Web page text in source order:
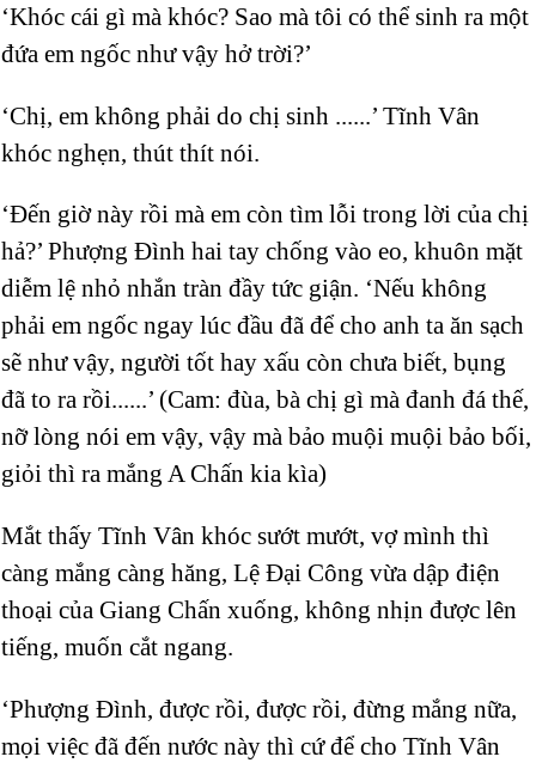
‘Khóc cái gì mà khóc? Sao mà tôi có thể sinh ra một
đứa em ngốc như vậy hở trời?’
‘Chị, em không phải do chị sinh ......’ Tĩnh Vân
khóc nghẹn, thút thít nói.
‘Đến giờ này rồi mà em còn tìm lỗi trong lời của chị
hả?’ Phượng Đình hai tay chống vào eo, khuôn mặt
diễm lệ nhỏ nhắn tràn đầy tức giận. ‘Nếu không
phải em ngốc ngay lúc đầu đã để cho anh ta ăn sạch
sẽ như vậy, người tốt hay xấu còn chưa biết, bụng
đã to ra rồi......’ (Cam: đùa, bà chị gì mà đanh đá thế,
nỡ lòng nói em vậy, vậy mà bảo muội muội bảo bối,
giỏi thì ra mắng A Chấn kia kìa)
Mắt thấy Tĩnh Vân khóc sướt mướt, vợ mình thì
càng mắng càng hăng, Lệ Đại Công vừa dập điện
thoại của Giang Chấn xuống, không nhịn được lên
tiếng, muốn cắt ngang.
‘Phượng Đình, được rồi, được rồi, đừng mắng nữa,
mọi việc đã đến nước này thì cứ để cho Tĩnh Vân